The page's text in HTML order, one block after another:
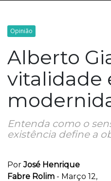
Opinião
Alberto
vitalidade
Entenda como o
existência define a
PorJosé Henrique
Fabre Rolim - Março 12,